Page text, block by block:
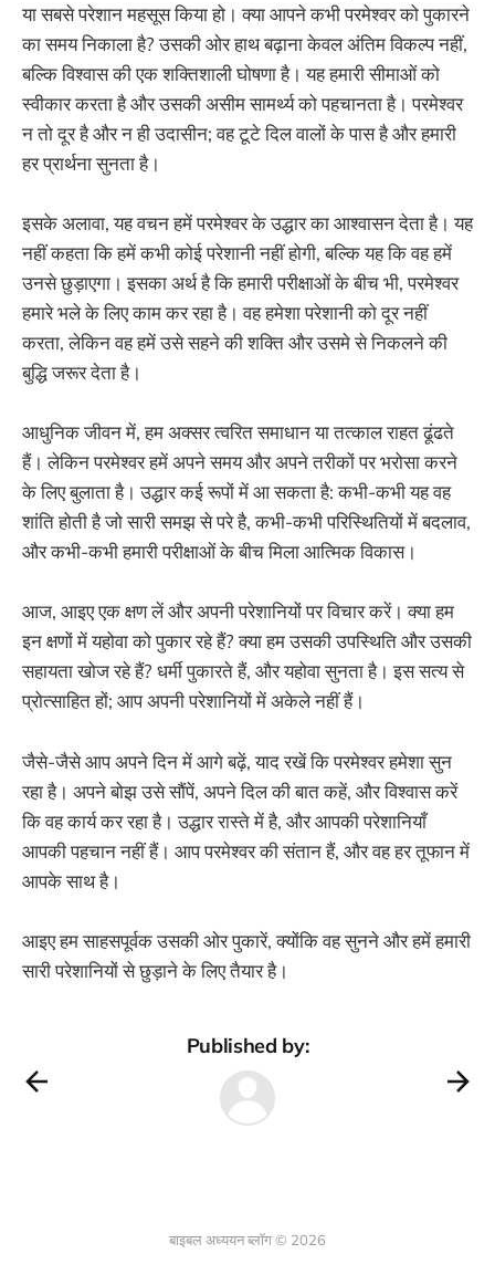
या सबसे परेशान महसूस किया हो। क्या आपने कभी परमेश्वर को पुकारने
का समय निकाला है? उसकी ओर हाथ बढ़ाना केवल अंतिम विकल्प नहीं,
बल्कि विश्वास की एक शक्तिशाली घोषणा है। यह हमारी सीमाओं को
स्वीकार करता है और उसकी असीम सामर्थ्य को पहचानता है। परमेश्वर
न तो दूर है और न ही उदासीन; वह टूटे दिल वालों के पास है और हमारी
हर प्रार्थना सुनता है।
इसके अलावा, यह वचन हमें परमेश्वर के उद्धार का आश्वासन देता है। यह
नहीं कहता कि हमें कभी कोई परेशानी नहीं होगी, बल्कि यह कि वह हमें
उनसे छुड़ाएगा। इसका अर्थ है कि हमारी परीक्षाओं के बीच भी, परमेश्वर
हमारे भले के लिए काम कर रहा है। वह हमेशा परेशानी को दूर नहीं
करता, लेकिन वह हमें उसे सहने की शक्ति और उसमे से निकलने की
बुद्धि जरूर देता है।
आधुनिक जीवन में, हम अक्सर त्वरित समाधान या तत्काल राहत ढूंढते
हैं। लेकिन परमेश्वर हमें अपने समय और अपने तरीकों पर भरोसा करने
के लिए बुलाता है। उद्धार कई रूपों में आ सकता है: कभी-कभी यह वह
शांति होती है जो सारी समझ से परे है, कभी-कभी परिस्थितियों में बदलाव,
और कभी-कभी हमारी परीक्षाओं के बीच मिला आत्मिक विकास।
आज, आइए एक क्षण लें और अपनी परेशानियों पर विचार करें। क्या हम
इन क्षणों में यहोवा को पुकार रहे हैं? क्या हम उसकी उपस्थिति और उसकी
सहायता खोज रहे हैं? धर्मी पुकारते हैं, और यहोवा सुनता है। इस सत्य से
प्रोत्साहित हों; आप अपनी परेशानियों में अकेले नहीं हैं।
जैसे-जैसे आप अपने दिन में आगे बढ़ें, याद रखें कि परमेश्वर हमेशा सुन
रहा है। अपने बोझ उसे सौंपें, अपने दिल की बात कहें, और विश्वास करें
कि वह कार्य कर रहा है। उद्धार रास्ते में है, और आपकी परेशानियाँ
आपकी पहचान नहीं हैं। आप परमेश्वर की संतान हैं, और वह हर तूफान में
आपके साथ है।
आइए हम साहसपूर्वक उसकी ओर पुकारें, क्योंकि वह सुनने और हमें हमारी
सारी परेशानियों से छुड़ाने के लिए तैयार है।
Published by:
बाइबल अध्ययन ब्लॉग © 2026